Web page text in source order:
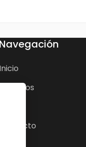
Navegación
Inicio
Negocios
Contacto